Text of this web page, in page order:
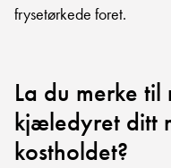
frysetørkede foret.
La du merke
kjæledyret ditt
kostholdet?